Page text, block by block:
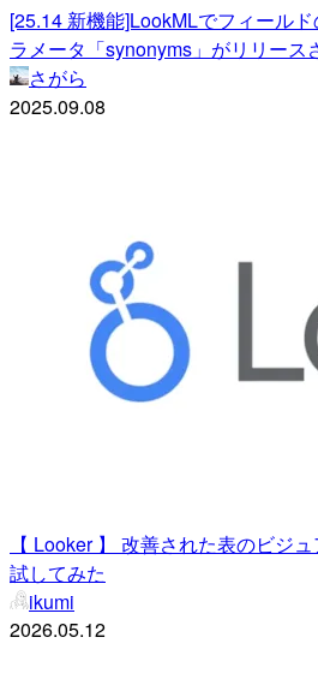
[25.14 新機能]LookMLでフィール
ラメータ「synonyms」がリリース
さがら
2025.09.08
【 Looker 】 改善された表のビジ
試してみた
ikumi
2026.05.12